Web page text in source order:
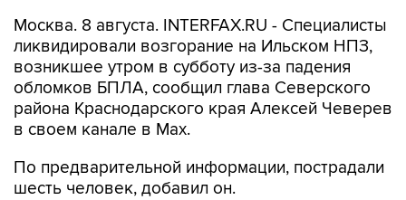
Москва. 8 августа. INTERFAX.RU - Специалисты
ликвидировали возгорание на Ильском НПЗ,
возникшее утром в субботу из-за падения
обломков БПЛА, сообщил глава Северского
района Краснодарского края Алексей Чеверев
в своем канале в Max.
По предварительной информации, пострадали
шесть человек, добавил он.